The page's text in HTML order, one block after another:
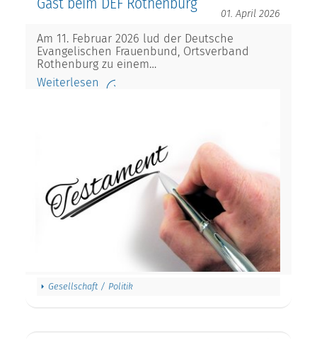
01. April 2026
Am 11. Februar 2026 lud der Deutsche
Evangelischen Frauenbund, Ortsverband
Rothenburg zu einem…
Weiterlesen
Gesellschaft / Politik